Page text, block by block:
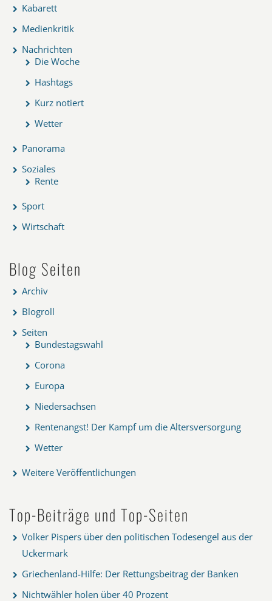
Kabarett
Medienkritik
Nachrichten
Die Woche
Hashtags
Kurz notiert
Wetter
Panorama
Soziales
Rente
Sport
Wirtschaft
Blog Seiten
Archiv
Blogroll
Seiten
Bundestagswahl
Corona
Europa
Niedersachsen
Rentenangst! Der Kampf um die Altersversorgung
Wetter
Weitere Veröffentlichungen
Top-Beiträge und Top-Seiten
Volker Pispers über den politischen Todesengel aus der
Uckermark
Griechenland-Hilfe: Der Rettungsbeitrag der Banken
Nichtwähler holen über 40 Prozent